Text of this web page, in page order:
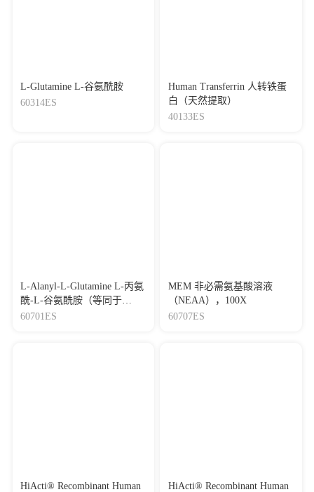
L-Glutamine L-谷氨酰胺
60314ES
Human Transferrin 人转铁蛋
白（天然提取）
40133ES
L-Alanyl-L-Glutamine L-丙氨
酰-L-谷氨酰胺（等同于
GlutaMAX添加剂）
60701ES
MEM 非必需氨基酸溶液
（NEAA），100X
60707ES
HiActi® Recombinant Human
HiActi® Recombinant Human